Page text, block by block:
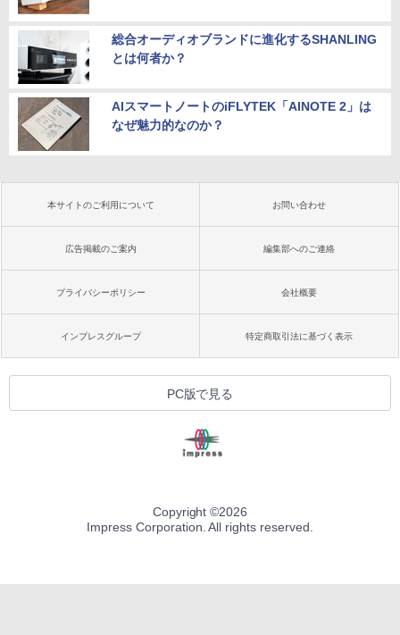
総合オーディオブランドに進化するSHANLING
とは何者か？
AIスマートノートのiFLYTEK「AINOTE 2」は
なぜ魅力的なのか？
本サイトのご利用について お問い合わせ
広告掲載のご案内 編集部へのご連絡
プライバシーポリシー 会社概要
インプレスグループ 特定商取引法に基づく表示
PC版で見る
Copyright ©2026
Impress Corporation. All rights reserved.